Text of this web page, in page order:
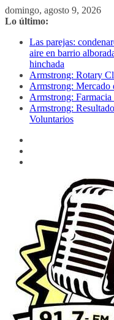
Saltar
al
domingo, agosto 9, 2026
Lo último:
Las parejas:
aire en barrio
hinchada
Armstrong: Rotary
Armstrong: Mercado
Armstrong:
Armstrong:
Voluntarios